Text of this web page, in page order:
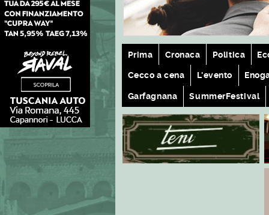
Prima Cronaca Politica
Cecco a cena L'evento
Garfagnana SummerFestival